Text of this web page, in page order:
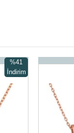
%41
İndirim
%41İndirim